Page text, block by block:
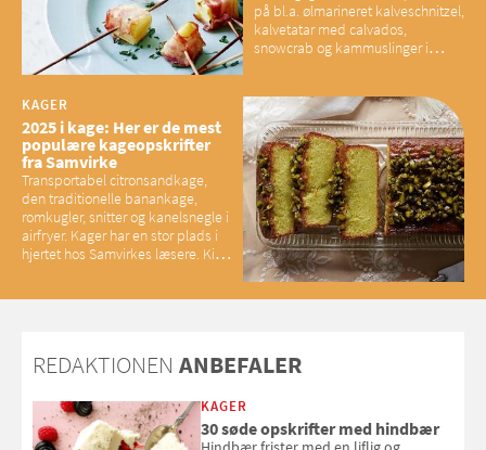
på bl.a. ølmarineret kalveschnitzel,
kalvetatar med calvados,
snowcrab og kammuslinger i
KAGER
2025 i kage: Her er de mest
populære kageopskrifter
fra Samvirke
Transportabel citronsandkage,
den traditionelle banankage,
romkugler, snitter og kanelsnegle i
airfryer. Kager har en stor plads i
hjertet hos Samvirkes læsere. Kig
REDAKTIONEN ANBEFALER
KAGER
30 søde opskrifter med hindbær